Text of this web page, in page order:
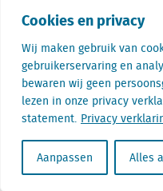
Cookies en privacy
Wij maken gebruik van
gebruikerservaring en
bewaren wij geen
lezen in onze privacy
statement. Privacy
Aanpassen Alles
3511 ED Utrecht
België
Cantersteen 47
1000 Brussel